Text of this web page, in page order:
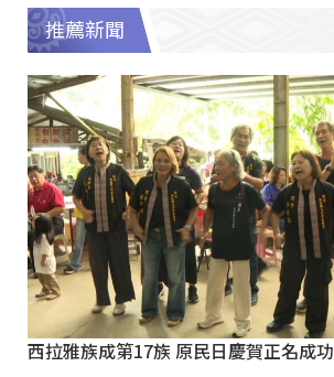
推薦新聞
西拉雅族成第17族 原民日慶賀正名成功